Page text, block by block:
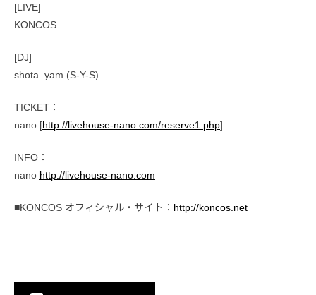
[LIVE]
KONCOS
[DJ]
shota_yam (S-Y-S)
TICKET：
nano [http://livehouse-nano.com/reserve1.php]
INFO：
nano http://livehouse-nano.com
■KONCOS オフィシャル・サイト： http://koncos.net